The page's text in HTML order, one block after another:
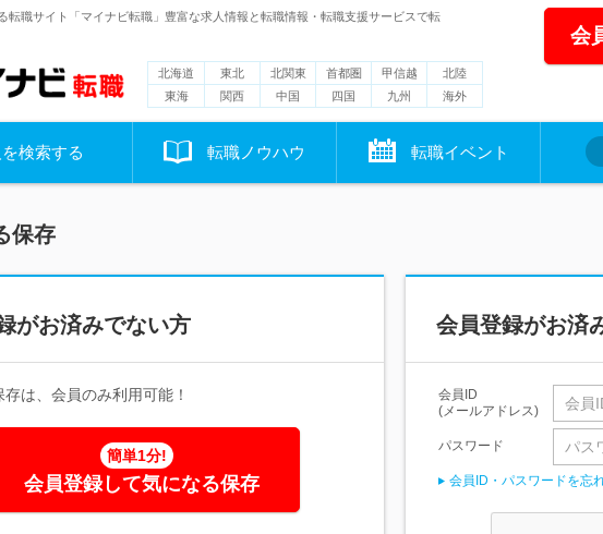
転職サイト「マイナビ転職」豊富な求人情報と転職情報・転職支援サービスで転
北海道 東北 北関東 首都圏 甲信越
北陸
東海
関西 中国 四国 九州 海外
会
検索する 転職ノウハウ 転職イベント
保存
がお済みでない方
は、会員のみ利用可能！
簡単1分!
会員登録して気になる保存
会員登録がお済
会員ID
(メールアドレス)
パスワード
会員ID・パスワードを忘